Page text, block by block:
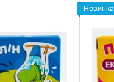
Новинка